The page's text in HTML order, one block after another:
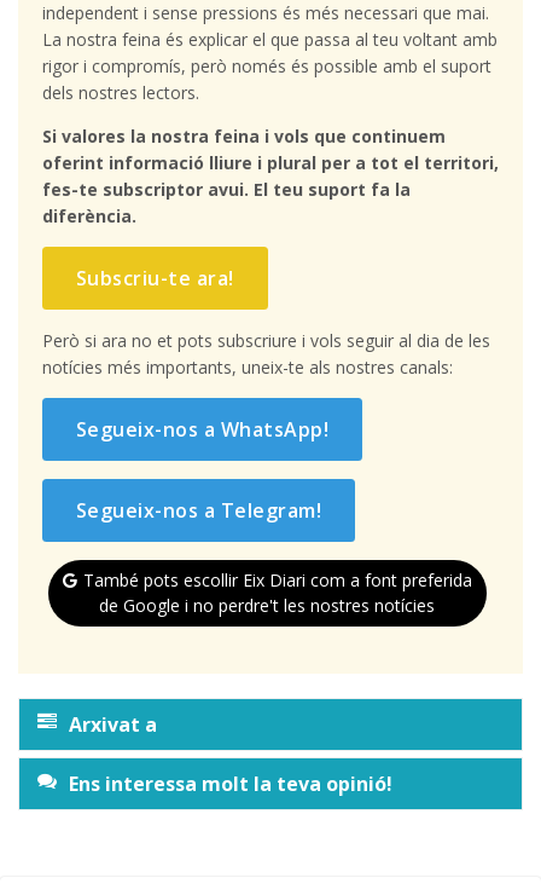
independent i sense pressions és més necessari que mai.
La nostra feina és explicar el que passa al teu voltant amb
rigor i compromís, però només és possible amb el suport
dels nostres lectors.
Si valores la nostra feina i vols que continuem
oferint informació lliure i plural per a tot el territori,
fes-te subscriptor avui. El teu suport fa la
diferència.
Subscriu-te ara!
Però si ara no et pots subscriure i vols seguir al dia de les
notícies més importants, uneix-te als nostres canals:
Segueix-nos a WhatsApp!
Segueix-nos a Telegram!
També pots escollir Eix Diari com a font preferida
de Google i no perdre't les nostres notícies
Arxivat a
Ens interessa molt la teva opinió!